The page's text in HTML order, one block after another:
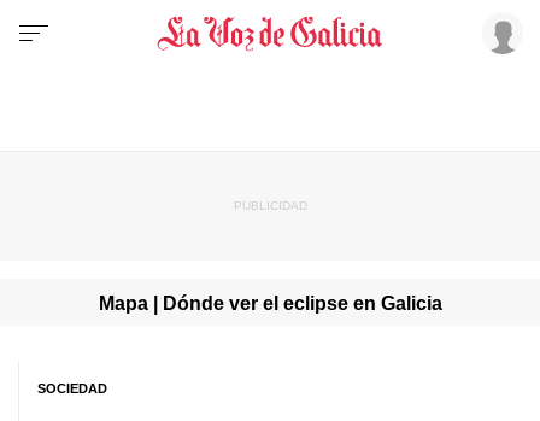
Mapa | Dónde ver el eclipse en Galicia
SOCIEDAD